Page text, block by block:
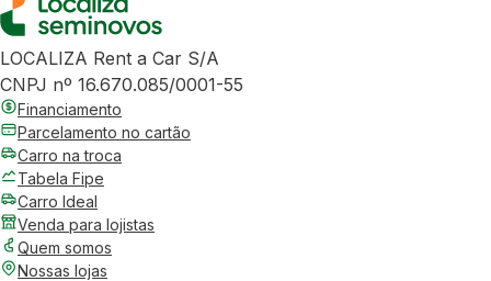
LOCALIZA Rent a Car S/A
CNPJ nº 16.670.085/0001-55
Financiamento
Parcelamento no cartão
Carro na troca
Tabela Fipe
Carro Ideal
Venda para lojistas
Quem somos
Nossas lojas